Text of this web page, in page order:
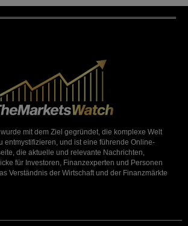
mit dem Ziel gegründet, die komplexe Welt
entmystifizieren, und ist eine führende Online-
die aktuelle und relevante Nachrichten,
für Investoren, Finanzexperten und Personen
Verständnis der Wirtschaft und der Finanzmärkte